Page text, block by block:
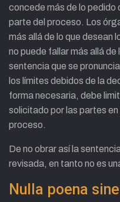
concede más de lo pedido
parte del proceso. Los
más allá de lo que desean
no puede fallar más allá
sentencia que se
los límites debidos de la
forma necesaria, debe
solicitado por las partes
proceso.
De no obrar así la
revisada, en tanto no es
Nulla poena